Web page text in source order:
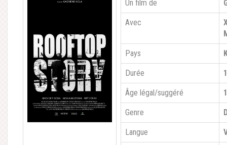
Un film de
Avec
Pays
Durée
Âge légal/suggéré
Genre
Langue